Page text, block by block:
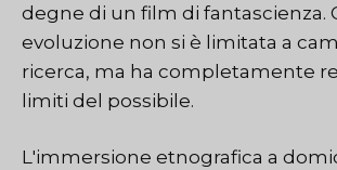
degne di un film di fantascienza.
evoluzione non si è limitata a
ricerca, ma ha completamente
limiti del possibile.
L'immersione etnografica a